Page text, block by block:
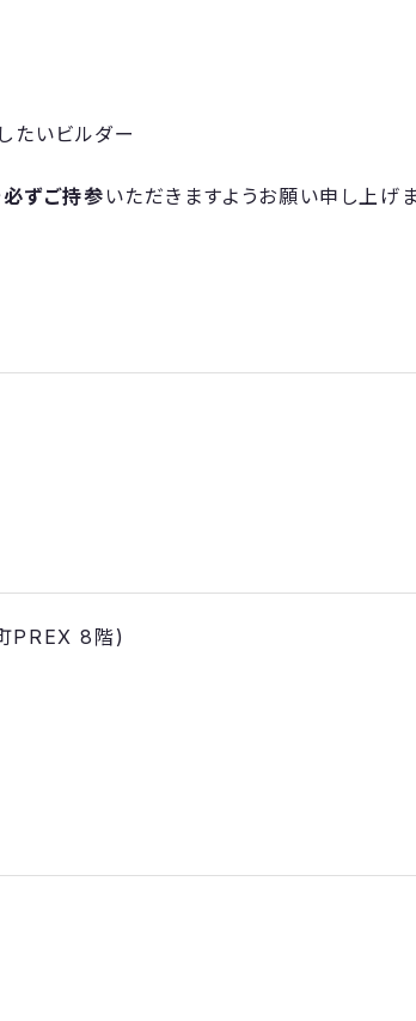
たいビルダー
ずご持参 いただきますようお願い申し上げま
PREX 8階)